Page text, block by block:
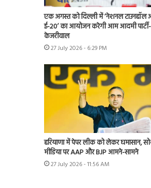
एक अगस्त को दिल्ली में ‘नेशनल टाउनहॉल
ई-20’ का आयोजन करेगी आम आदमी पार्टी-
केजरीवाल
27 July 2026 - 6:29 PM
हरियाणा में पेपर लीक को लेकर घमासान,
मीडिया पर AAP और BJP आमने-सामने
27 July 2026 - 11:56 AM